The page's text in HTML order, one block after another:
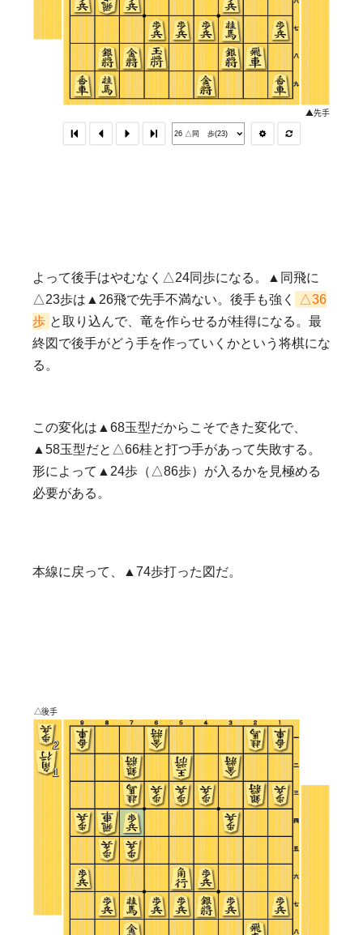
よって後手はやむなく△24同歩になる。▲同飛に
△23歩は▲26飛で先手不満ない。後手も強く
△36
歩 と取り込んで、竜を作らせるが桂得になる。最
終図で後手がどう手を作っていくかという将棋にな
る。
この変化は▲68玉型だからこそできた変化で、
▲58玉型だと△66桂と打つ手があって失敗する。
形によって▲24歩（△86歩）が入るかを見極める
必要がある。
本線に戻って、▲74歩打った図だ。